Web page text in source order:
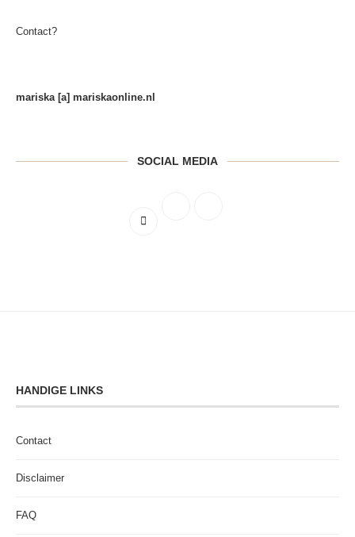
Contact?
mariska [a] mariskaonline.nl
SOCIAL MEDIA
HANDIGE LINKS
Contact
Disclaimer
FAQ